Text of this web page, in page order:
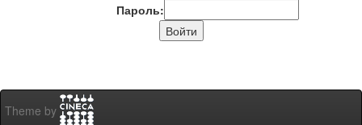
Пароль:
Theme by